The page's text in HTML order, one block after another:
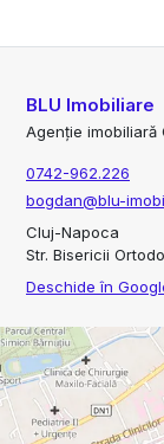
BLU Imobiliare
Agenție imobiliară
0742-962.226
bogdan@blu-
Cluj-Napoca
Str. Bisericii
Deschide în